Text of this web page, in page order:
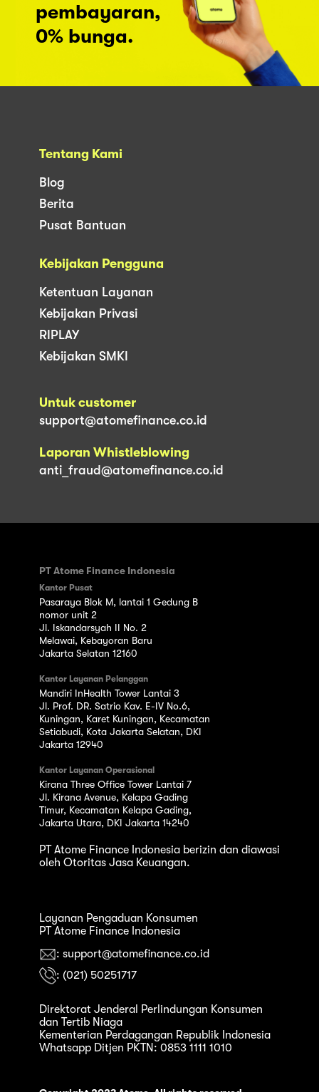
pembayaran,
0% bunga.
Tentang Kami
Blog
Berita
Pusat Bantuan
Kebijakan Pengguna
Ketentuan Layanan
Kebijakan Privasi
RIPLAY
Kebijakan SMKI
Untuk customer
support@atomefinance.co.id
Laporan Whistleblowing
anti_fraud@atomefinance.co.id
PT Atome Finance Indonesia
Kantor Pusat
Pasaraya Blok M, lantai 1 Gedung B
nomor unit 2
Jl. Iskandarsyah II No. 2
Melawai, Kebayoran Baru
Jakarta Selatan 12160
Kantor Layanan Pelanggan
Mandiri InHealth Tower Lantai 3
Jl. Prof. DR. Satrio Kav. E-IV No.6,
Kuningan, Karet Kuningan, Kecamatan
Setiabudi, Kota Jakarta Selatan, DKI
Jakarta 12940
Kantor Layanan Operasional
Kirana Three Office Tower Lantai 7
Jl. Kirana Avenue, Kelapa Gading
Timur, Kecamatan Kelapa Gading,
Jakarta Utara, DKI Jakarta 14240
PT Atome Finance Indonesia berizin dan diawasi
oleh Otoritas Jasa Keuangan.
Layanan Pengaduan Konsumen
PT Atome Finance Indonesia
: support@atomefinance.co.id
: (021) 50251717
Direktorat Jenderal Perlindungan Konsumen
dan Tertib Niaga
Kementerian Perdagangan Republik Indonesia
Whatsapp Ditjen PKTN: 0853 1111 1010